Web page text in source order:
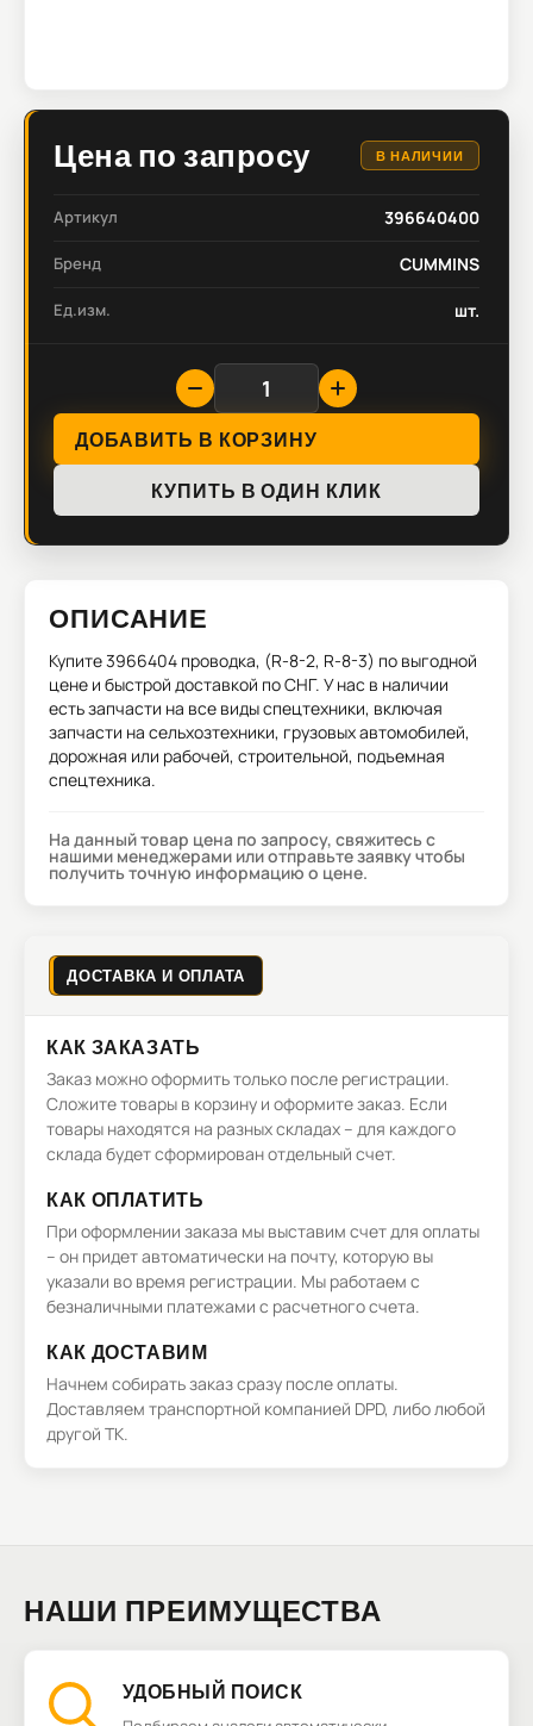
Цена по запросу В НАЛИЧИИ
Артикул 396640400
Бренд CUMMINS
Ед.изм. шт.
ДОБАВИТЬ В КОРЗИНУ
КУПИТЬ В ОДИН КЛИК
ОПИСАНИЕ
Купите3966404 проводка, (R-8-2, R-8-3) по выгодной
цене и быстрой доставкой по СНГ. У нас в наличии
есть запчасти на все виды спецтехники, включая
запчасти на сельхозтехники, грузовых автомобилей,
дорожная или рабочей, строительной, подъемная
спецтехника.
На данный товар цена по запросу, свяжитесь с
нашими менеджерами или отправьте заявку чтобы
получить точную информацию о цене.
ДОСТАВКА И ОПЛАТА
КАК ЗАКАЗАТЬ
Заказ можно оформить только после регистрации.
Сложите товары в корзину и оформите заказ. Если
товары находятся на разных складах – для каждого
склада будет сформирован отдельный счет.
КАК ОПЛАТИТЬ
При оформлении заказа мы выставим счет для оплаты
– он придет автоматически на почту, которую вы
указали во время регистрации. Мы работаем с
безналичными платежами с расчетного счета.
КАК ДОСТАВИМ
Начнем собирать заказ сразу после оплаты.
Доставляем транспортной компанией DPD, либо любой
другой ТК.
НАШИ ПРЕИМУЩЕСТВА
УДОБНЫЙ ПОИСК